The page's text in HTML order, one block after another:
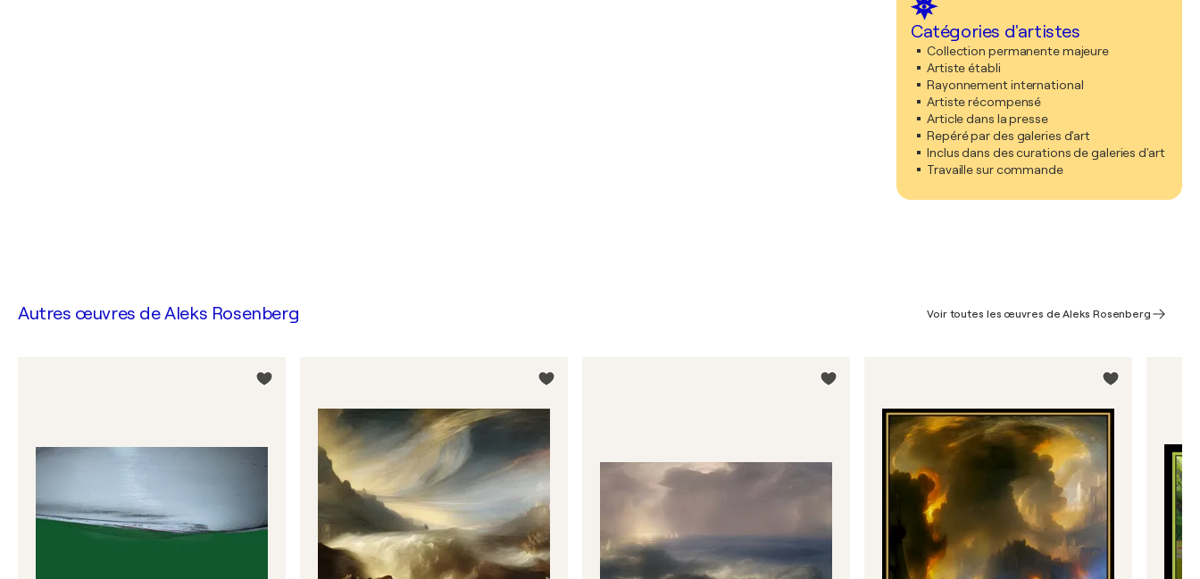
Catégories d'artistes
Collection permanente majeure
Artiste établi
Rayonnement international
Artiste récompensé
Article dans la presse
Repéré par des galeries d'art
Inclus dans des curations de galeries d'art
Travaille sur commande
Autres œuvres deAleks Rosenberg Voir toutes les œuvres de Aleks Rosenberg